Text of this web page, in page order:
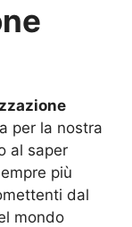
per la nostra
al saper
più
dal
mondo